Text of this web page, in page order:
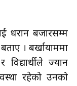
धरान बजारसम्म
। बर्खायाममा
ज्यान
रहेको उनको